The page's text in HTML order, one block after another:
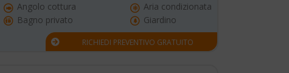
Angolo cottura
Aria condizionata
Bagno privato Giardino
RICHIEDI PREVENTIVO GRATUITO